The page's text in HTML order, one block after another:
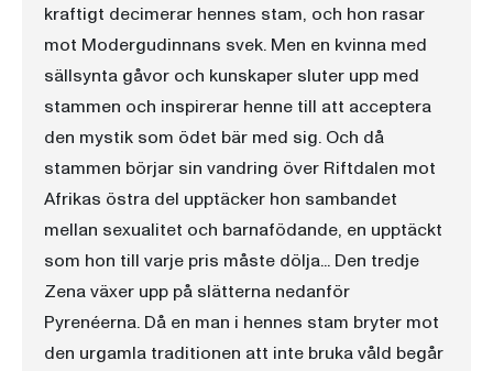
kraftigt decimerar hennes stam, och hon rasar
mot Modergudinnans svek. Men en kvinna med
sällsynta gåvor och kunskaper sluter upp med
stammen och inspirerar henne till att acceptera
den mystik som ödet bär med sig. Och då
stammen börjar sin vandring över Riftdalen mot
Afrikas östra del upptäcker hon sambandet
mellan sexualitet och barnafödande, en upptäckt
som hon till varje pris måste dölja... Den tredje
Zena växer upp på slätterna nedanför
Pyrenéerna. Då en man i hennes stam bryter mot
den urgamla traditionen att inte bruka våld begår